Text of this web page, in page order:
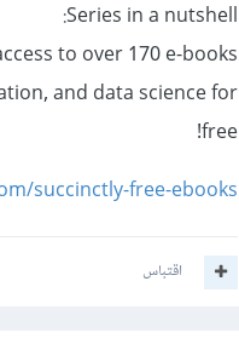
Series in a nutshell:
to over 170 e-books
and data science for
free!
succinctly-free-ebooks
اقتباس